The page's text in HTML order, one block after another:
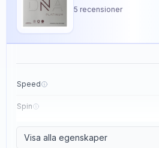
5 recensioner
Speed
Spin
Visa alla egenskaper